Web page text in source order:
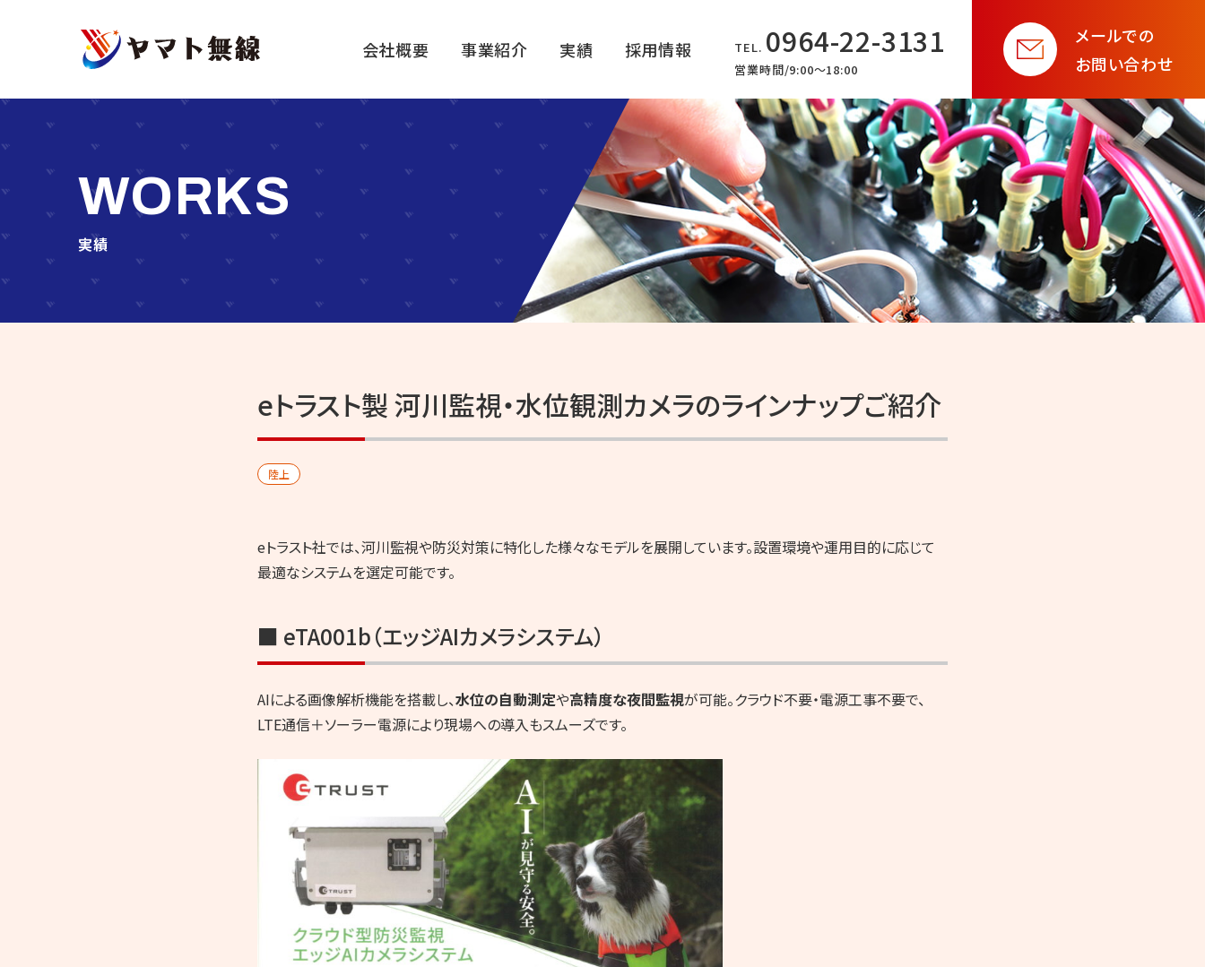
船
舶
無
機
器
等
売・
会社概要 事業紹介 実績 採用情報 TEL. 0964-22-3131
営業時間/9:00〜18:00
メールでの
お問い合わせ
実績
WORKS
eトラスト製 河川監視・水位観測カメラのラインナップご紹介
陸上
eトラスト社では、河川監視や防災対策に特化した様々なモデルを展開しています。設置環境や運用目的に応じて
最適なシステムを選定可能です。
■ eTA001b（エッジAIカメラシステム）
AIによる画像解析機能を搭載し、水位の自動測定や高精度な夜間監視が可能。クラウド不要・電源工事不要で、
LTE通信＋ソーラー電源により現場への導入もスムーズです。